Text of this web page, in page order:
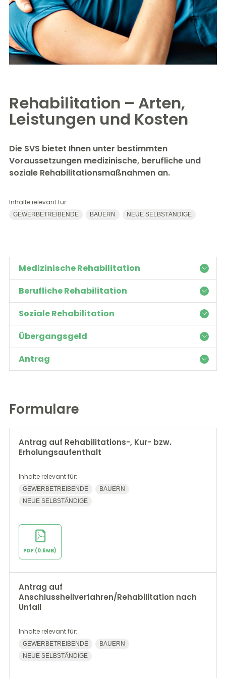
Rehabilitation – Arten,
Leistungen und Kosten
Die SVS bietet Ihnen unter bestimmten
Voraussetzungen medizinische, berufliche und
soziale Rehabilitationsmaßnahmen an.
Inhalte relevant für:
GEWERBETREIBENDE BAUERN NEUE SELBSTÄNDIGE
Medizinische Rehabilitation
Berufliche Rehabilitation
Soziale Rehabilitation
Übergangsgeld
Antrag
Formulare
Antrag auf Rehabilitations-, Kur- bzw.
Erholungsaufenthalt
Inhalte relevant für:
GEWERBETREIBENDE
BAUERN
NEUE SELBSTÄNDIGE
PDF (0.6MB)
Antrag auf
Anschlussheilverfahren/Rehabilitation nach
Unfall
Inhalte relevant für:
GEWERBETREIBENDE
BAUERN
NEUE SELBSTÄNDIGE